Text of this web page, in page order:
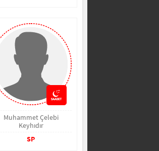
Muhammet Çelebi
Keyhıdır
SP